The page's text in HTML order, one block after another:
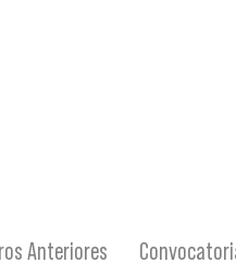
Anteriores